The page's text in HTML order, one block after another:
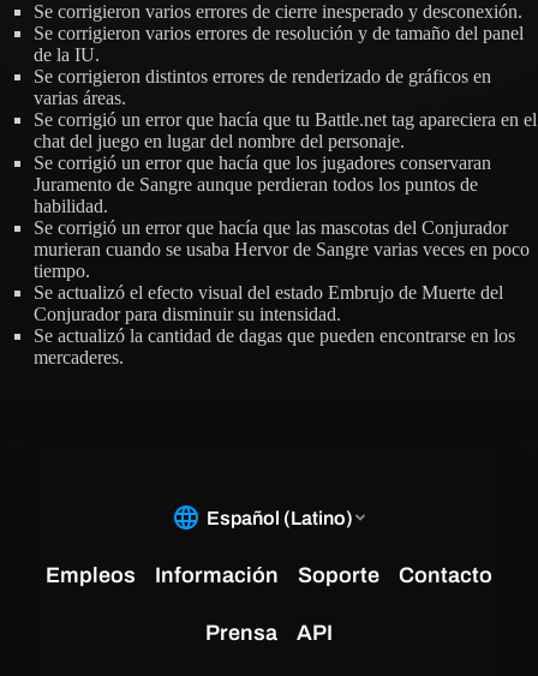
Se corrigieron varios errores de cierre inesperado y desconexión.
Se corrigieron varios errores de resolución y de tamaño del panel
de la IU.
Se corrigieron distintos errores de renderizado de gráficos en
varias áreas.
Se corrigió un error que hacía que tu Battle.net tag apareciera en el
chat del juego en lugar del nombre del personaje.
Se corrigió un error que hacía que los jugadores conservaran
Juramento de Sangre aunque perdieran todos los puntos de
habilidad.
Se corrigió un error que hacía que las mascotas del Conjurador
murieran cuando se usaba Hervor de Sangre varias veces en poco
tiempo.
Se actualizó el efecto visual del estado Embrujo de Muerte del
Conjurador para disminuir su intensidad.
Se actualizó la cantidad de dagas que pueden encontrarse en los
mercaderes.